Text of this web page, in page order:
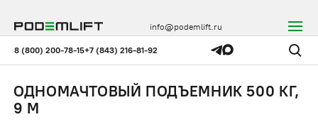
8 (800) 200-78-15+7 (843) 216-81-92
info@podemlift.ru
ОДНОМАЧТОВЫЙ ПОДЪЕМНИК 500 КГ,
9 М